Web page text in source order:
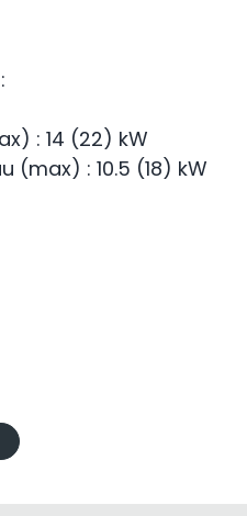
: 14 (22) kW
(max) : 10.5 (18) kW